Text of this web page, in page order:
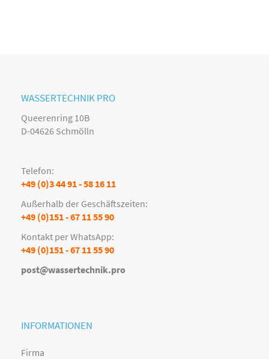
WASSERTECHNIK PRO
Queerenring 10B
D-04626 Schmölln
Telefon:
+49 (0)3 44 91 - 58 16 11
Außerhalb der Geschäftszeiten:
+49 (0)151 - 67 11 55 90
Kontakt per WhatsApp:
+49 (0)151 - 67 11 55 90
post@wassertechnik.pro
INFORMATIONEN
Firma